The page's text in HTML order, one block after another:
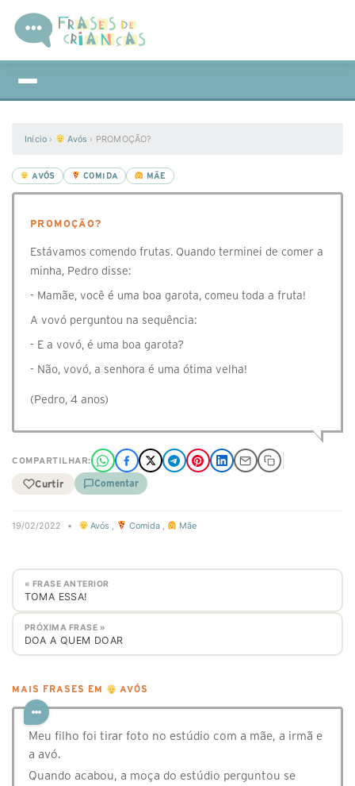
Início › Avós › PROMOÇÃO?
AVÓS COMIDA MÃE
PROMOÇÃO?
Estávamos comendo frutas. Quando terminei de comer a
minha, Pedro disse:
- Mamãe, você é uma boa garota, comeu toda a fruta!
A vovó perguntou na sequência:
- E a vovó, é uma boa garota?
- Não, vovó, a senhora é uma ótima velha!
(Pedro, 4 anos)
COMPARTILHAR:
Curtir Comentar
19/02/2022 • Avós , Comida, Mãe
« FRASE ANTERIOR
TOMA ESSA!
PRÓXIMA FRASE »
DOA A QUEM DOAR
MAIS FRASES EM AVÓS
Meu filho foi tirar foto no estúdio com a mãe, a irmã e
a avó.
Quando acabou, a moça do estúdio perguntou se